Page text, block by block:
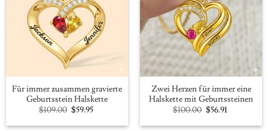
Für immer zusammen gravierte
Geburtsstein Halskette
$109.00 Original
price
was:
$59.95Current
is:
Zwei Herzen für immer eine
Halskette mit Geburtssteinen
$100.00 Original
price
was:
$56.91Current
is: